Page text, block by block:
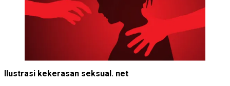
Ilustrasi kekerasan seksual. net